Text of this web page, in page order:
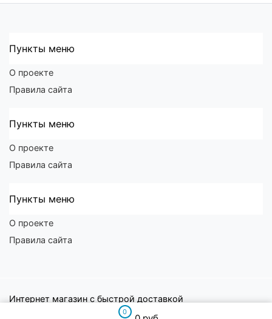
Пункты меню
О проекте
Правила сайта
Пункты меню
О проекте
Правила сайта
Пункты меню
О проекте
Правила сайта
Интернет магазин с быстрой доставкой
0